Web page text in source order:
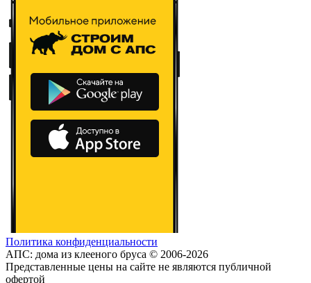
Политика конфиденциальности
АПС: дома из клееного бруса © 2006-2026
Представленные цены на сайте не являются публичной
офертой